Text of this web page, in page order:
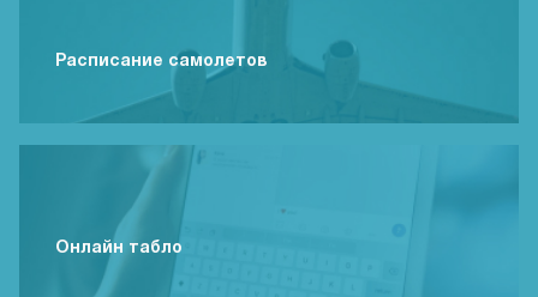
Расписание самолетов
Онлайн табло